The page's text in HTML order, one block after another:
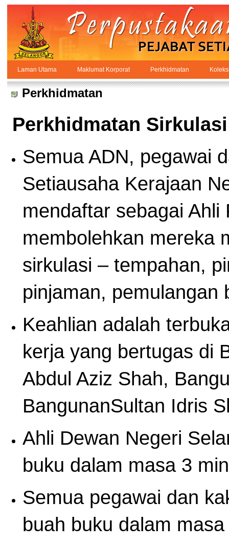
Skip to Content
PPSUKSEL
Perkhidmatan
Laman Utama Maklumat Korporat Perkhidmatan
Perkhidmatan
Perkhidmatan Sirkulasi
Semua ADN, pegawai
Setiausaha Kerajaan
mendaftar sebagai Ahli
membolehkan mereka
sirkulasi – tempahan,
pinjaman, pemulangan
Keahlian adalah
kerja yang bertugas di
Abdul Aziz Shah,
BangunanSultan Idris
Ahli Dewan Negeri
buku dalam masa 3
Semua pegawai dan
buah buku dalam